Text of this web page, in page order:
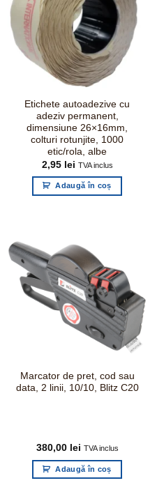
Etichete autoadezive cu
adeziv permanent,
dimensiune 26×16mm,
colturi rotunjite, 1000
etic/rola, albe
2,95 lei TVA inclus
Adaugă în coș
Marcator de pret, cod sau
data, 2 linii, 10/10, Blitz C20
380,00 lei TVA inclus
Adaugă în coș